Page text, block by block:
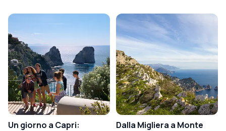
Un giorno a Capri:
Dalla Migliera a Monte